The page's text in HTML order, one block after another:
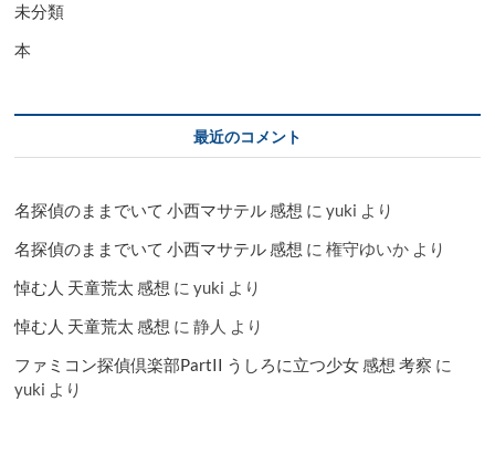
未分類
本
最近のコメント
名探偵のままでいて 小西マサテル 感想 にyuki より
名探偵のままでいて 小西マサテル 感想 に権守ゆいか より
悼む人 天童荒太 感想 にyuki より
悼む人 天童荒太 感想 に静人 より
ファミコン探偵倶楽部PartII うしろに立つ少女 感想 考察 に
yuki より